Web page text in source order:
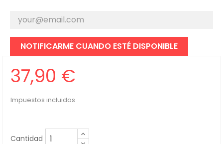
NOTIFICARME CUANDO ESTÉ DISPONIBLE
37,90 €
Impuestos incluidos
Cantidad